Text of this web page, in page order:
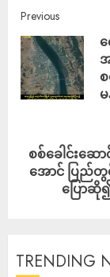
Previous
စစ်ခေါင်းဆ
အောင် ပြည်
ပြောဆို
TRENDING